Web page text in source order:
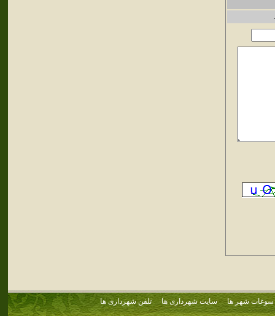
سوغات شهر ها سایت شهرداری ها تلفن شهرداری ها